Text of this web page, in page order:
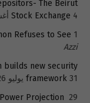
The Beirut
Stock Exchange 4 أغسطس 2026
Refuses to See 1 أغسطس 2026
Azzi
builds new security
framework 31 يوليو 2026
Projection 29 يوليو 2026